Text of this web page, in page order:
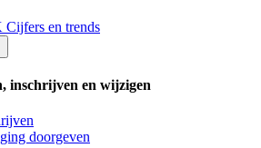
en trends
inschrijven en wijzigen
doorgeven